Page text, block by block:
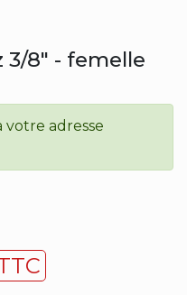
3/8" - femelle
votre adresse